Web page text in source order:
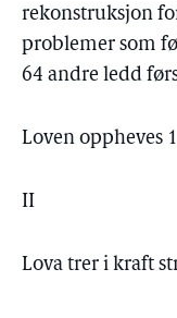
rekonstruksjon
problemer som
64 andre ledd
Loven oppheves
II
Lova trer i kraft